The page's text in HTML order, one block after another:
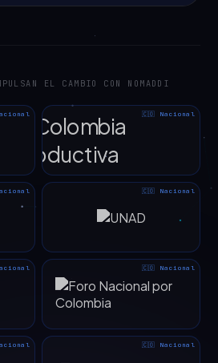
EL CAMBIO CON NOMADDI